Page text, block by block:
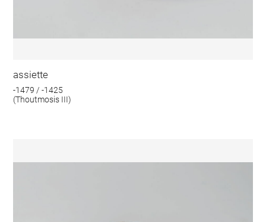
assiette
-1479 / -1425
(Thoutmosis III)